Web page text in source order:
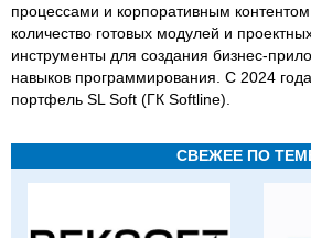
процессами и корпоративным
количество готовых модулей и
инструменты для создания бизнес-
навыков программирования. С 2024
портфель SL Soft (ГК Softline).
СВЕЖЕЕ ПО